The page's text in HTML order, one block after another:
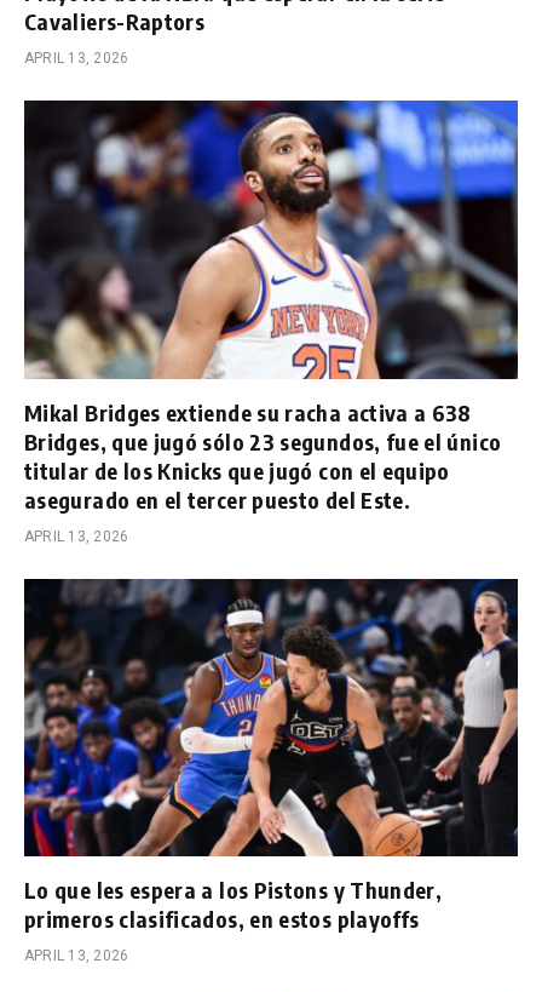
Cavaliers-Raptors
APRIL 13, 2026
Mikal Bridges extiende su racha activa a 638
Bridges, que jugó sólo 23 segundos, fue el único
titular de los Knicks que jugó con el equipo
asegurado en el tercer puesto del Este.
APRIL 13, 2026
Lo que les espera a los Pistons y Thunder,
primeros clasificados, en estos playoffs
APRIL 13, 2026